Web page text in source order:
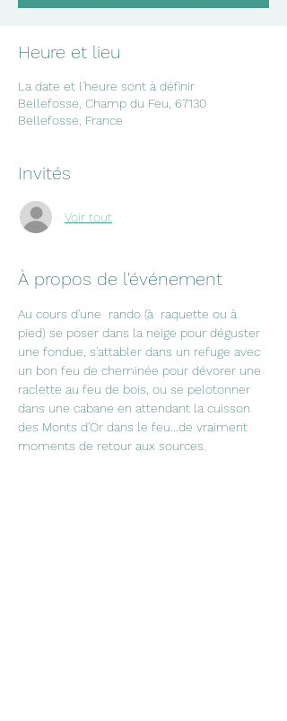
Heure et lieu
La date et l'heure sont à définir
Bellefosse, Champ du Feu, 67130
Bellefosse, France
Invités
Voir tout
À propos de l'événement
Au cours d'une  rando (à  raquette ou à
pied) se poser dans la neige pour déguster
une fondue, s'attabler dans un refuge avec
un bon feu de cheminée pour dévorer une
raclette au feu de bois, ou se pelotonner
dans une cabane en attendant la cuisson
des Monts d'Or dans le feu...de vraiment
moments de retour aux sources.